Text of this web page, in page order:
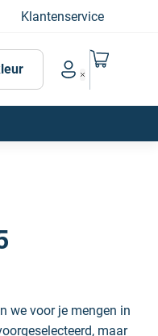
Klantenservice
Account menu
Naar mijn
we voor je mengen in
maar